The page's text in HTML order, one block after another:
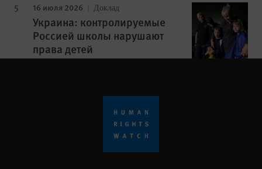
16 июля 2026 Доклад
Украина: контролируемые
Россией школы нарушают
права детей